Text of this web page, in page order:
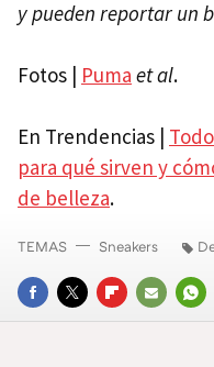
y pueden reportar un
Fotos | Puma et al.
En Trendencias |
para qué sirven y
de belleza.
FACEBOOK
TWITTERFLIPBOARD
E-
TEMAS Sneakers